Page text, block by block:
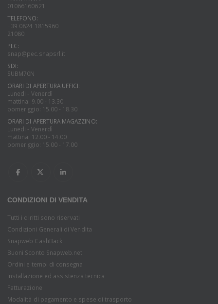
01066160621
TELEFONO:
+39 0824 1815960
21080
PEC:
snap@pec.snapsrl.it
SDI:
SUBM70N
ORARI DI APERTURA UFFICI:
Lunedi - Venerdì
mattina: 9.00 - 13.30
pomeriggio: 15.00 - 18.30
ORARI DI APERTURA MAGAZZINO:
Lunedi - Venerdì
mattina: 12.00 - 14.00
pomeriggio: 15.00 - 17.00
CONDIZIONI DI VENDITA
Tutti i diritti sono riservati
Condizioni Generali di Vendita
Snapweb CashBack
Buoni Sconto Snapweb.net
Ordini e tempi di consegna
Installazione ed assistenza tecnica
Fatturazione
Modalità di pagamento e spese di trasporto